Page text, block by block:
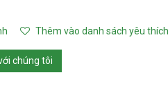
Thêm vào danh sách yêu thích
chúng tôi